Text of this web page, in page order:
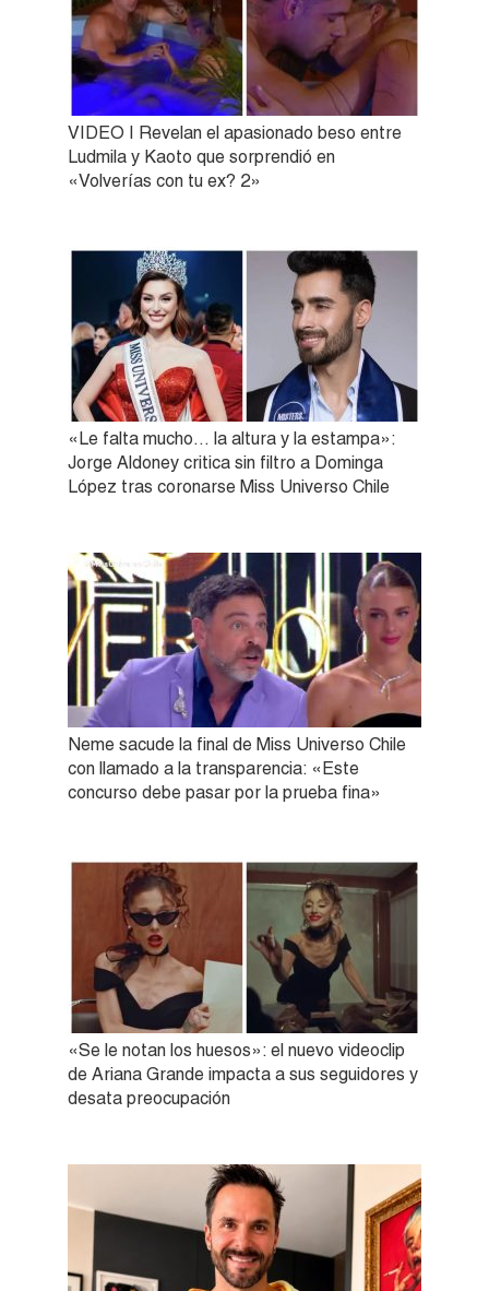
VIDEO | Revelan el apasionado beso entre
Ludmila y Kaoto que sorprendió en
«Volverías con tu ex? 2»
«Le falta mucho… la altura y la estampa»:
Jorge Aldoney critica sin filtro a Dominga
López tras coronarse Miss Universo Chile
Neme sacude la final de Miss Universo Chile
con llamado a la transparencia: «Este
concurso debe pasar por la prueba fina»
«Se le notan los huesos»: el nuevo videoclip
de Ariana Grande impacta a sus seguidores y
desata preocupación